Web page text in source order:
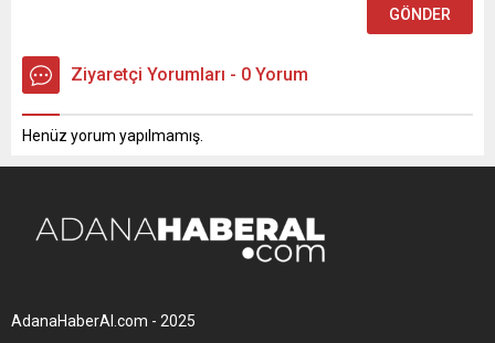
Ziyaretçi Yorumları - 0 Yorum
Henüz yorum yapılmamış.
AdanaHaberAl.com - 2025